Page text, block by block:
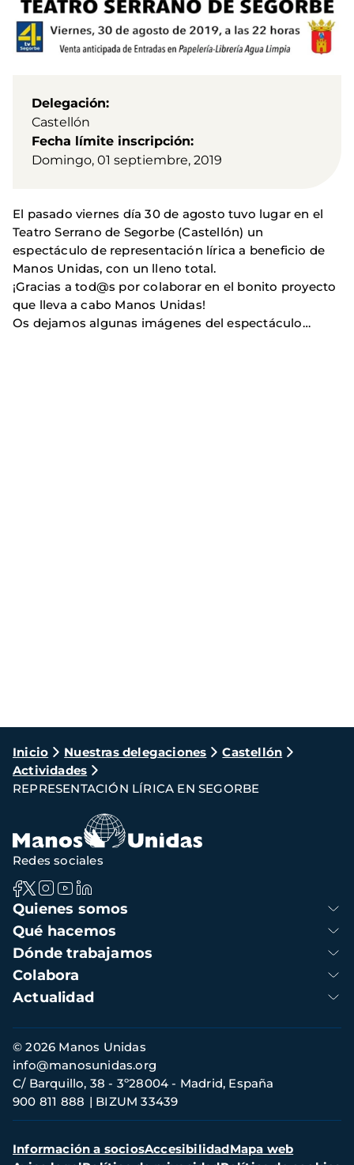
Delegación
Castellón
Fecha límite inscripción
Domingo, 01 septiembre, 2019
El pasado viernes día 30 de agosto tuvo lugar en el
Teatro Serrano de Segorbe (Castellón) un
espectáculo de representación lírica a beneficio de
Manos Unidas, con un lleno total.
¡Gracias a tod@s por colaborar en el bonito proyecto
que lleva a cabo Manos Unidas!
Os dejamos algunas imágenes del espectáculo…
Ruta
de
navegación
Inicio Nuestras delegaciones
Castellón
Actividades
REPRESENTACIÓN LÍRICA EN SEGORBE
Navegación
principal
Quienes somos
Qué hacemos
Dónde trabajamos
Colabora
Actualidad
Redes sociales
Información
de
contacto
© 2026 Manos Unidas
C/ Barquillo, 38 - 3º28004 - Madrid, España
900 811 888
BIZUM 33439
info@manosunidas.org
Menú
Información a sociosAccesibilidadMapa web